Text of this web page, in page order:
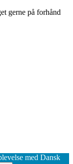
gerne på forhånd
med Dansk